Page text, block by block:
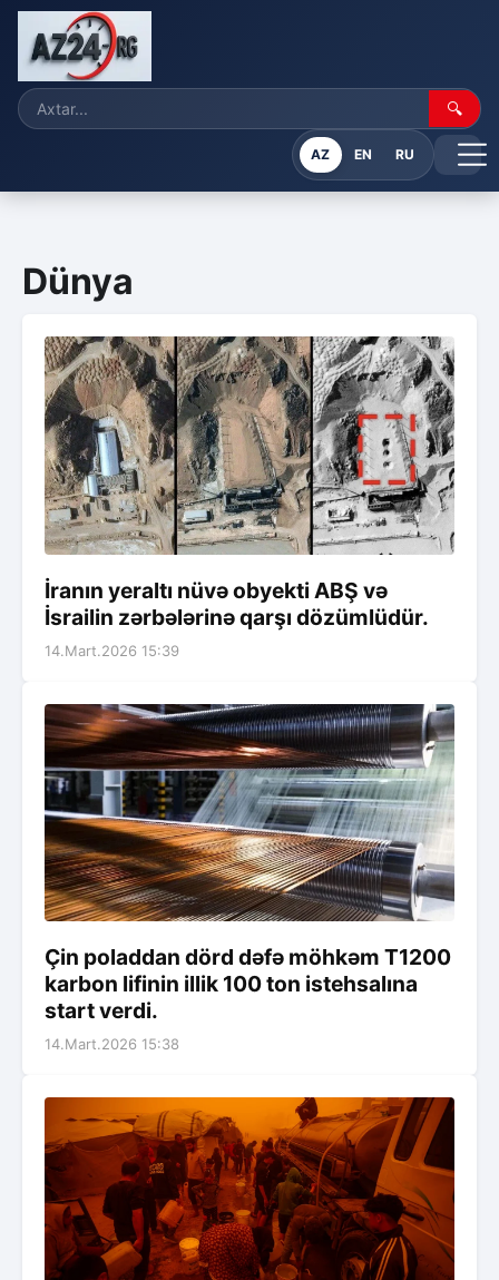
🔍
AZ EN RU
Dünya
İranın yeraltı nüvə obyekti ABŞ və
İsrailin zərbələrinə qarşı dözümlüdür.
14.Mart.2026 15:39
Çin poladdan dörd dəfə möhkəm T1200
karbon lifinin illik 100 ton istehsalına
start verdi.
14.Mart.2026 15:38